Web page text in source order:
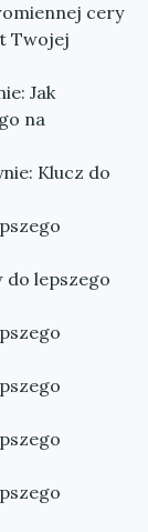
cery
Twojej
Jak
na
Klucz do
do lepszego